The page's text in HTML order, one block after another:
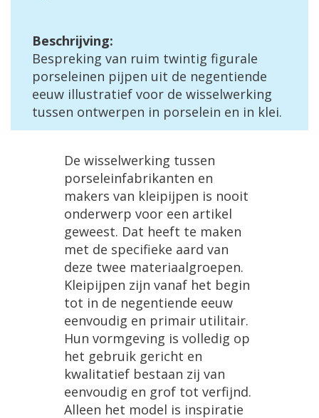
Beschrijving:
Bespreking van ruim twintig figurale
porseleinen pijpen uit de negentiende
eeuw illustratief voor de wisselwerking
tussen ontwerpen in porselein en in klei.
De wisselwerking tussen
porseleinfabrikanten en
makers van kleipijpen is nooit
onderwerp voor een artikel
geweest. Dat heeft te maken
met de specifieke aard van
deze twee materiaalgroepen.
Kleipijpen zijn vanaf het begin
tot in de negentiende eeuw
eenvoudig en primair utilitair.
Hun vormgeving is volledig op
het gebruik gericht en
kwalitatief bestaan zij van
eenvoudig en grof tot verfijnd.
Alleen het model is inspiratie